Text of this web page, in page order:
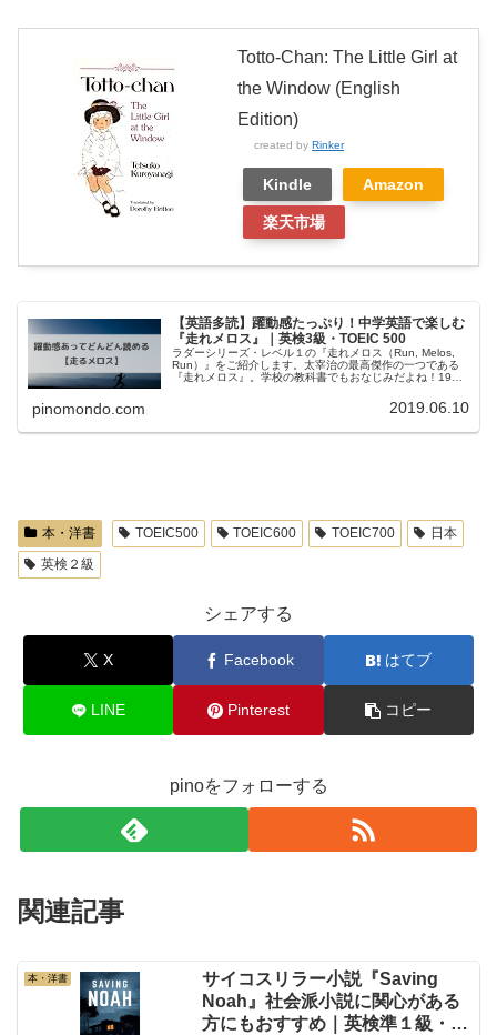
Totto-Chan: The Little Girl at
the Window (English
Edition)
created by Rinker
Kindle Amazon
楽天市場
【英語多読】躍動感たっぷり！中学英語で楽しむ
『走れメロス』｜英検3級・TOEIC 500
ラダーシリーズ・レベル１の『走れメロス（Run, Melos,
Run）』をご紹介します。太宰治の最高傑作の一つである
『走れメロス』。学校の教科書でもおなじみだよね！1956
pinomondo.com 2019.06.10
本・洋書 TOEIC500 TOEIC600 TOEIC700
日本
英検２級
シェアする
X Facebook はてブ
LINE Pinterest コピー
pinoをフォローする
関連記事
本・洋書
サイコスリラー小説『Saving
Noah』社会派小説に関心がある
方にもおすすめ｜英検準１級・